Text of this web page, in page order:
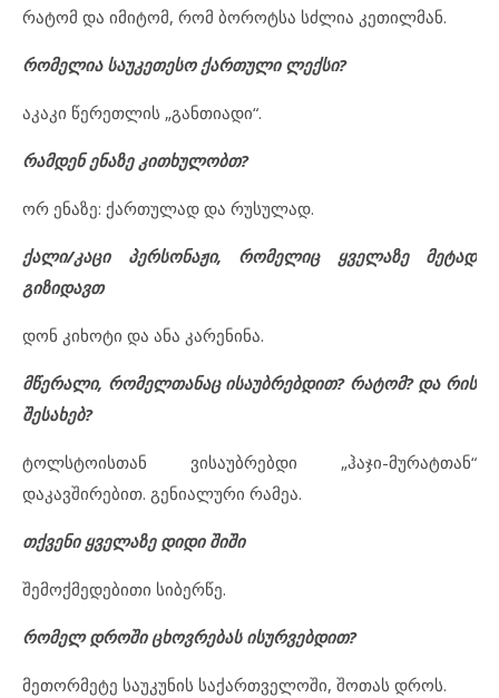
რატომ და იმიტომ, რომ ბოროტსა სძლია კეთილმან.
რომელია საუკეთესო ქართული ლექსი?
აკაკი წერეთლის „განთიადი“.
რამდენ ენაზე კითხულობთ?
ორ ენაზე: ქართულად და რუსულად.
ქალი/კაცი პერსონაჟი, რომელიც ყველაზე მეტად
გიზიდავთ
დონ კიხოტი და ანა კარენინა.
მწერალი, რომელთანაც ისაუბრებდით? რატომ? და რის
შესახებ?
ტოლსტოისთან ვისაუბრებდი „ჰაჯი-მურატთან“
დაკავშირებით. გენიალური რამეა.
თქვენი ყველაზე დიდი შიში
შემოქმედებითი სიბერწე.
რომელ დროში ცხოვრებას ისურვებდით?
მეთორმეტე საუკუნის საქართველოში, შოთას დროს.